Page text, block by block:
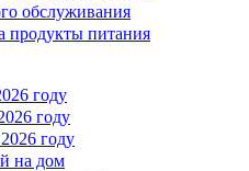
обслуживания
продукты питания
году
году
году
на дом